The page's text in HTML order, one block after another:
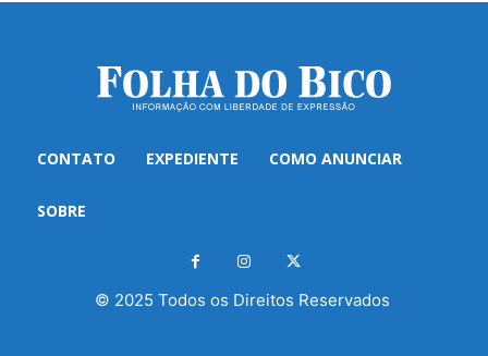
CONTATO EXPEDIENTE COMO ANUNCIAR
SOBRE
© 2025 Todos os Direitos Reservados